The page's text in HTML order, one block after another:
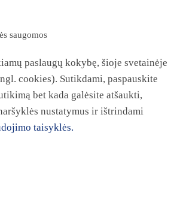
saugomos
paslaugų kokybę, šioje svetainėje
cookies). Sutikdami, paspauskite
bet kada galėsite atšaukti,
nustatymus ir ištrindami
taisyklės.